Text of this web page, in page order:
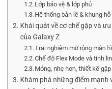
Lớp bảo vệ & lớp phủ
Hệ thống bản lề & khung hỗ
Khái quát về cơ chế gập và
của Galaxy Z
Trải nghiệm mở rộng màn
Chế độ Flex Mode và tính
Mỏng, nhẹ hơn, thiết kế
Khám phá những điểm mạnh